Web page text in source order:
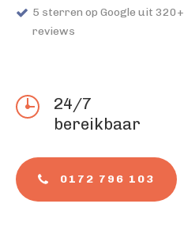
5 sterren op Google uit 320+
reviews
24/7
bereikbaar
0172 796 103